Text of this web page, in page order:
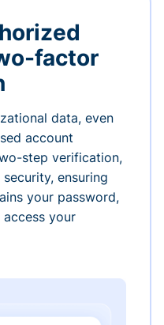
factor
data, even
account
step verification,
ensuring
your password,
your